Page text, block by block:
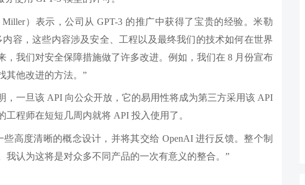
）表示，公司从 GPT-3 的推广中获得了宝贵的经验。米勒
容，这些内容涉及安全、工程以及最终我们的技术如何在世界
，我们对安全保障措施做了许多改进。例如，我们在 8 月份宣布
其他改进的方法。”
一旦该 API 向公众开放，它的易用性将成为第三方采用该 API
程师在短短几周内就将 API 投入使用了。
高度清晰的概念设计，并将其交给 OpenAI 进行反馈。整个制
我认为这将是对众多不同产品的一次有意义的整合。”